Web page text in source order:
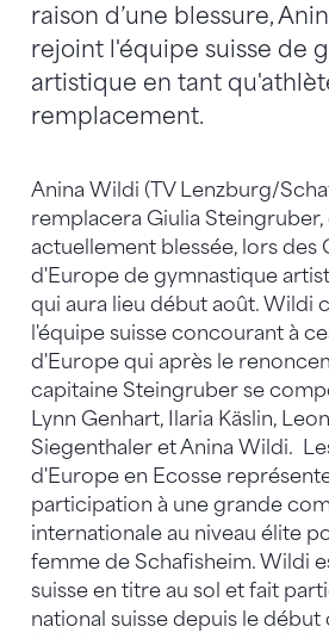
raison d’une blessure,
rejoint l'équipe suisse de
artistique en tant
remplacement.
Anina Wildi (TV Lenzburg/
remplacera Giulia Steingruber,
actuellement blessée, lors des
d'Europe de gymnastique
qui aura lieu début août. Wildi
l'équipe suisse concourant à
d'Europe qui après le
capitaine Steingruber se
Lynn Genhart, Ilaria Käslin,
Siegenthaler et Anina Wildi.
d'Europe en Ecosse
participation à une grande
internationale au niveau élite
femme de Schafisheim. Wildi
suisse en titre au sol et fait
national suisse depuis le début